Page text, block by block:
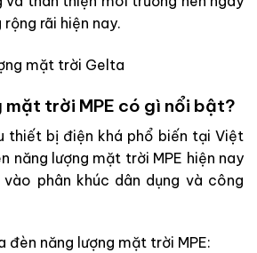
rãi hiện nay.
mặt trời MPE có gì nổi bật?
thiết bị điện khá phổ biến tại Việt
năng lượng mặt trời MPE hiện nay
phân khúc dân dụng và công
đèn năng lượng mặt trời MPE: